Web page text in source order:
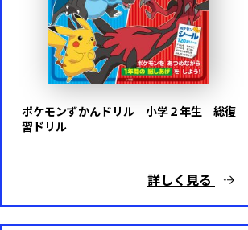
ポケモンずかんドリル 小学２年生 総復
習ドリル
詳しく見る